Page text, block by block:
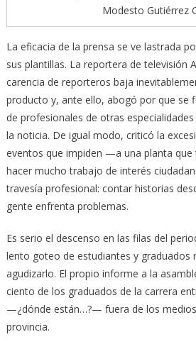
Modesto Gutiérrez
La eficacia de la prensa se ve lastrada
sus plantillas. La reportera de televisión
carencia de reporteros baja
producto y, ante ello, abogó por que se
de profesionales de otras
la noticia. De igual modo, criticó la
eventos que impiden —a una planta
hacer mucho trabajo de interés
travesía profesional: contar historias
gente enfrenta problemas.
Es serio el descenso en las filas del
lento goteo de estudiantes y graduados
agudizarlo. El propio informe a la
ciento de los graduados de la carrera
—¿dónde están…?— fuera de los
provincia.